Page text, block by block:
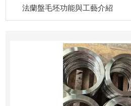
法蘭盤毛坯功能與工藝介紹